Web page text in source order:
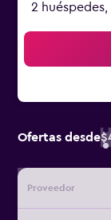
2
Ofertas desde
Proveedor